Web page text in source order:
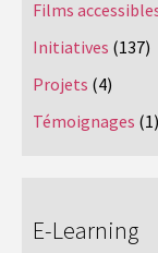
Films
Initiatives (137)
Projets (4)
Témoignages (1)
E-Learning